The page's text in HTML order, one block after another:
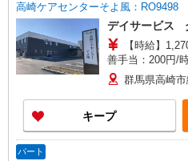
高崎ケアセンターそよ風：RO9498
デイサービス
【時給】1,270円〜
善手当：200円/時 ▼下記別途支給 通勤手当 年
年始手当：380円/時 寸志あり：年2回
月） ※業績による ※処遇改善手当は試用期間
ヶ月)は支給なし
群馬県高崎
キープ
パート